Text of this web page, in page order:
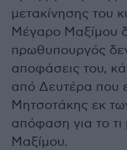
μετακίνησης του
Μέγαρο Μαξίμου
πρωθυπουργός
αποφάσεις του,
από Δευτέρα που
Μητσοτάκης εκ
απόφαση για το τι
Μαξίμου.